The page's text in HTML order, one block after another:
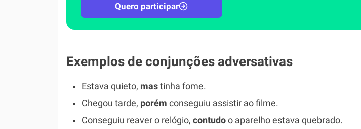
Quero participar
Exemplos de conjunções adversativas
Estava quieto, mas tinha fome.
Chegou tarde, porém conseguiu assistir ao filme.
Conseguiu reaver o relógio, contudo o aparelho estava quebrado.